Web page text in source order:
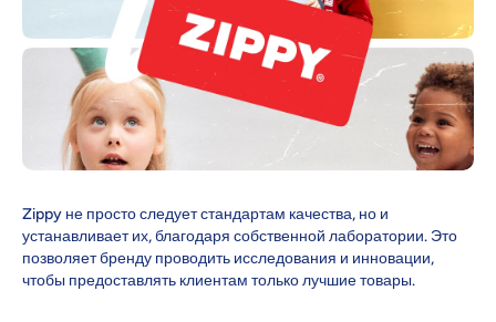
Zippy не просто следует стандартам качества, но и
устанавливает их, благодаря собственной лаборатории. Это
позволяет бренду проводить исследования и инновации,
чтобы предоставлять клиентам только лучшие товары.